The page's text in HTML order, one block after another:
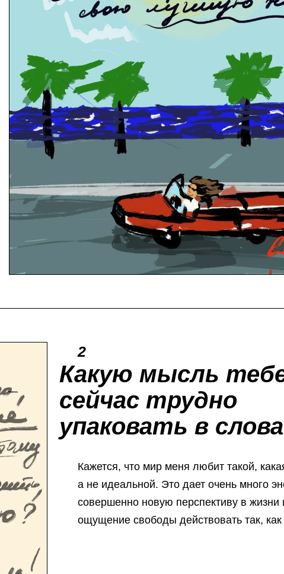
2
Какую мысль
сейчас трудно
упаковать в
Кажется, что мир меня любит такой,
а не идеальной. Это дает очень много
совершенно новую перспективу в жизни
ощущение свободы действовать так, как